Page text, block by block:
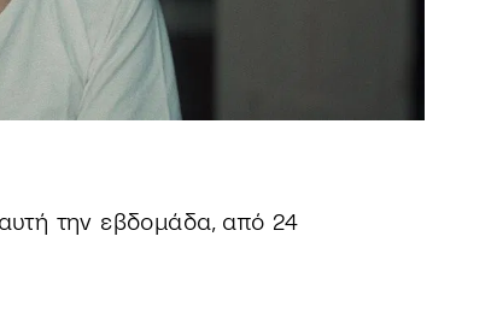
την εβδομάδα, από 24